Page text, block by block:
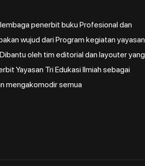
penerbit buku Profesional dan
wujud dari Program kegiatan yayasan
oleh tim editorial dan layouter yang
Yayasan Tri Edukasi Ilmiah sebagai
mengakomodir semua